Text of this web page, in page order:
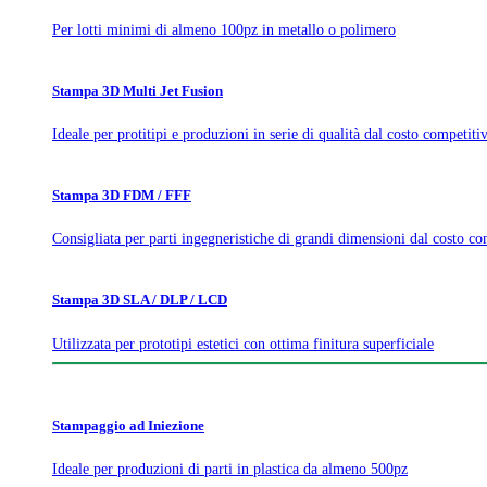
Per lotti minimi di almeno 100pz in metallo o polimero
Stampa 3D Multi Jet Fusion
Ideale per protitipi e produzioni in serie di qualità dal costo
Stampa 3D FDM / FFF
Consigliata per parti ingegneristiche di grandi dimensioni dal costo
Stampa 3D SLA / DLP / LCD
Utilizzata per prototipi estetici con ottima finitura superficiale
Stampaggio ad Iniezione
Ideale per produzioni di parti in plastica da almeno 500pz